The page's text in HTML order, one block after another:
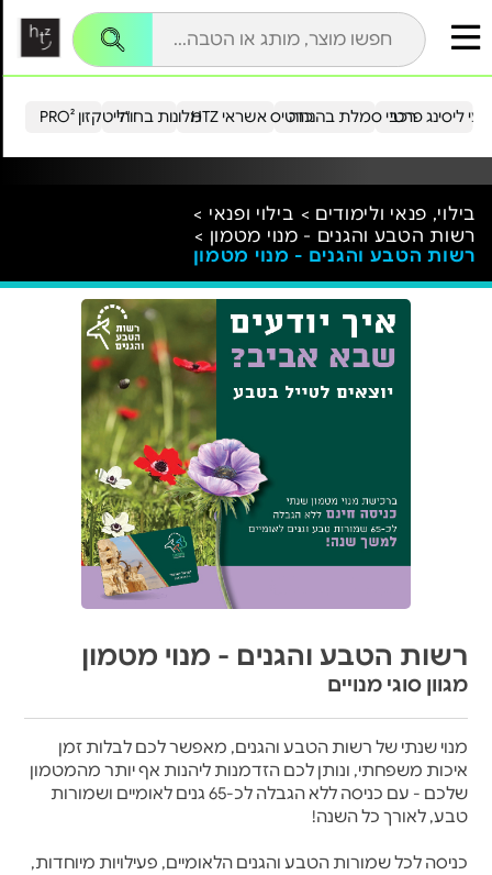
הייטקזון PRO²מלונות בחו"ל כרטיס אשראי HTZ ליסינג פרטירכבי סמלת בהנחה
בילוי, פנאי ולימודים > בילוי ופנאי >
רשות הטבע והגנים - מנוי מטמון >
רשות הטבע והגנים - מנוי מטמון
רשות הטבע והגנים - מנוי מטמון
מגוון סוגי מנויים
מנוי שנתי של רשות הטבע והגנים, מאפשר לכם לבלות זמן
איכות משפחתי, ונותן לכם הזדמנות ליהנות אף יותר מהמטמון
שלכם - עם כניסה ללא הגבלה לכ-65 גנים לאומיים ושמורות
טבע, לאורך כל השנה!
כניסה לכל שמורות הטבע והגנים הלאומיים, פעילויות מיוחדות,